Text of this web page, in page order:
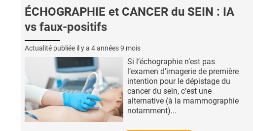
ÉCHOGRAPHIE et CANCER du SEIN : IA
vs faux-positifs
Actualité publiée il y a 4 années 9 mois
Si l’échographie n’est pas
l’examen d’imagerie de première
intention pour le dépistage du
cancer du sein, c’est une
alternative (à la mammographie
notamment)...